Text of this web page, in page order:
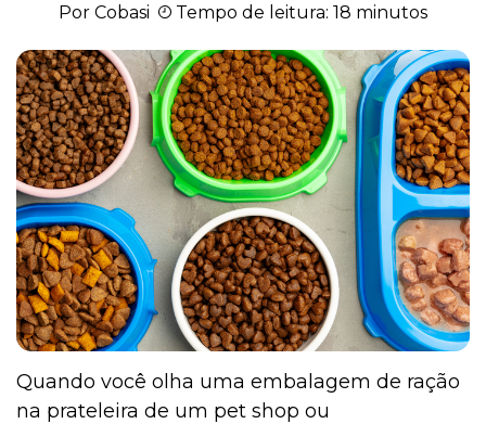
Filhote
Higiene
Saúde
Por Cobasi Tempo de leitura: 18 minutos
Quando você olha uma embalagem de ração
na prateleira de um pet shop ou